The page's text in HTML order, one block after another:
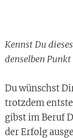
Kennst Du
denselben
Du wünschst
trotzdem
gibst im Beruf
der Erfolg